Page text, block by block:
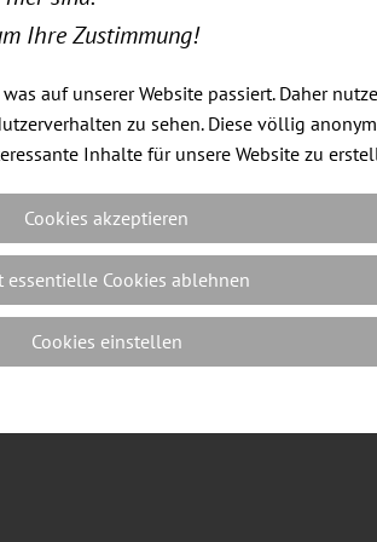
und Nackenstütze im Online
|Cookie Einstellungen |
Ihre Zustimmung!
auf unserer Website passiert. Daher
zu sehen. Diese völlig
Inhalte für unsere Website zu
Cookies akzeptieren
essentielle Cookies ablehnen
Cookies einstellen